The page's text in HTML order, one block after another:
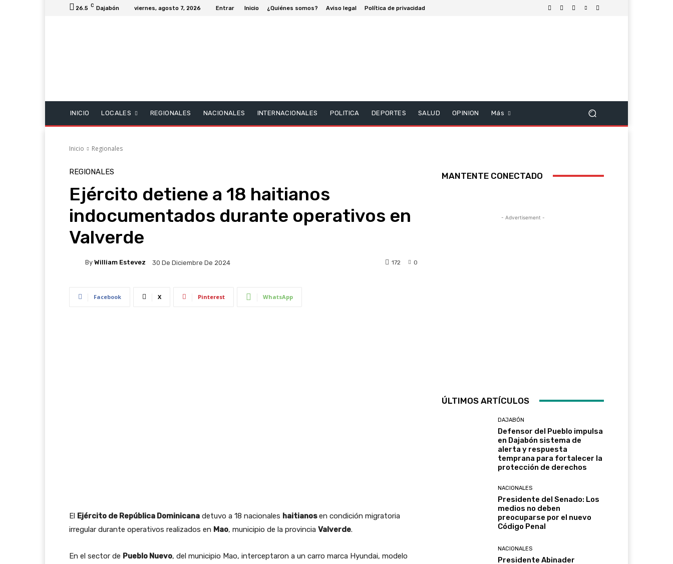
26.5 C Dajabón viernes, agosto 7, 2026 Entrar Inicio ¿Quiénes somos? Aviso legal Política de privacidad
INICIO LOCALES REGIONALES NACIONALES INTERNACIONALES POLITICA DEPORTES SALUD OPINION Más
Inicio Regionales
REGIONALES
Ejército detiene a 18 haitianos
indocumentados durante operativos en
Valverde
By William Estevez 30 De Diciembre De 2024 0
172
Facebook X Pinterest WhatsApp
El Ejército de República Dominicana detuvo a 18 nacionales haitianosen condición migratoria
irregular durante operativos realizados en Mao, municipio de la provincia Valverde.
En el sector de Pueblo Nuevo, del municipio Mao, interceptaron a un carro marca Hyundai, modelo
MANTENTE CONECTADO
- Advertisement -
ÚLTIMOS ARTÍCULOS
DAJABÓN
Defensor del Pueblo impulsa
en Dajabón sistema de
alerta y respuesta
temprana para fortalecer la
protección de derechos
NACIONALES
Presidente del Senado: Los
medios no deben
preocuparse por el nuevo
Código Penal
NACIONALES
Presidente Abinader